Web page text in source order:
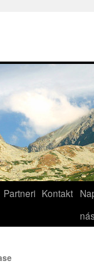
Partneri Kontakt